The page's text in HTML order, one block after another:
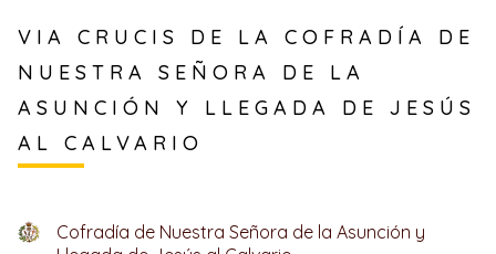
VIA CRUCIS DE LA COFRADÍA DE
NUESTRA SEÑORA DE LA
ASUNCIÓN Y LLEGADA DE JESÚS
AL CALVARIO
Cofradía de Nuestra Señora de la Asunción y